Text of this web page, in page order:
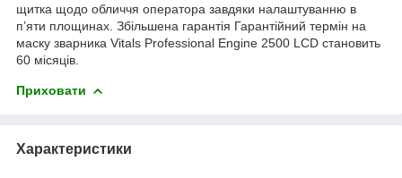
щитка щодо обличчя оператора завдяки налаштуванню в
п’яти площинах. Збільшена гарантія Гарантійний термін на
маску зварника Vitals Professional Engine 2500 LCD становить
60 місяців.
Приховати
Характеристики